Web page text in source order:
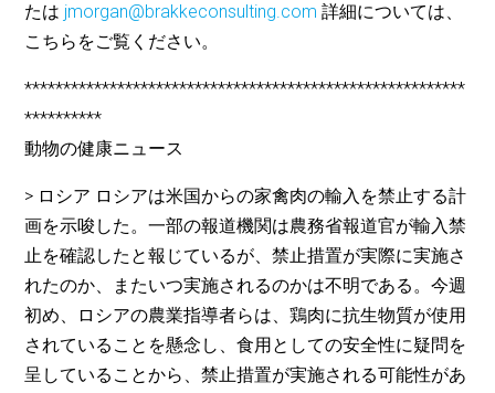
たは jmorgan@brakkeconsulting.com 詳細については、
こちらをご覧ください。
*********************************************************
**********
動物の健康ニュース
> ロシア ロシアは米国からの家禽肉の輸入を禁止する計
画を示唆した。一部の報道機関は農務省報道官が輸入禁
止を確認したと報じているが、禁止措置が実際に実施さ
れたのか、またいつ実施されるのかは不明である。今週
初め、ロシアの農業指導者らは、鶏肉に抗生物質が使用
されていることを懸念し、食用としての安全性に疑問を
呈していることから、禁止措置が実施される可能性があ